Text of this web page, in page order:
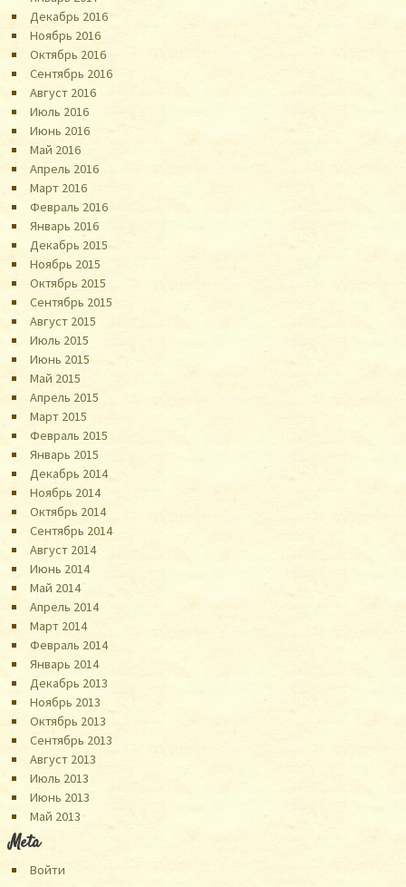
Декабрь 2016
Ноябрь 2016
Октябрь 2016
Сентябрь 2016
Август 2016
Июль 2016
Июнь 2016
Май 2016
Апрель 2016
Март 2016
Февраль 2016
Январь 2016
Декабрь 2015
Ноябрь 2015
Октябрь 2015
Сентябрь 2015
Август 2015
Июль 2015
Июнь 2015
Май 2015
Апрель 2015
Март 2015
Февраль 2015
Январь 2015
Декабрь 2014
Ноябрь 2014
Октябрь 2014
Сентябрь 2014
Август 2014
Июнь 2014
Май 2014
Апрель 2014
Март 2014
Февраль 2014
Январь 2014
Декабрь 2013
Ноябрь 2013
Октябрь 2013
Сентябрь 2013
Август 2013
Июль 2013
Июнь 2013
Май 2013
Meta
Войти